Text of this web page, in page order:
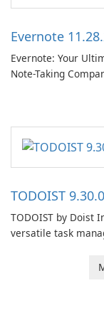
Evernote
Evernote: Your
Note-Taking
helps users capture
organize to-do lists,
track of important
TODOIST 9.30.0
TODOIST by Doist
versatile task
individuals and